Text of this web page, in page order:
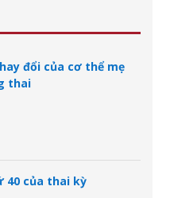
đổi của cơ thể mẹ
thai
40 của thai kỳ